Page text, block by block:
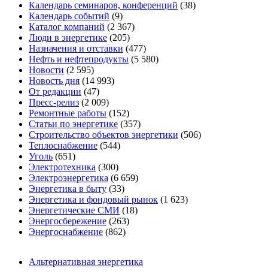
Календарь семинаров, конференций (38)
Календарь событий (9)
Каталог компаний (2 367)
Люди в энергетике (205)
Назначения и отставки (477)
Нефть и нефтепродукты (5 580)
Новости (2 595)
Новость дня (14 993)
От редакции (47)
Пресс-релиз (2 009)
Ремонтные работы (152)
Статьи по энергетике (357)
Строительство объектов энергетики (506)
Теплоснабжение (544)
Уголь (651)
Электротехника (300)
Электроэнергетика (6 659)
Энергетика в быту (33)
Энергетика и фондовый рынок (1 623)
Энергетические СМИ (18)
Энергосбережение (263)
Энергоснабжение (862)
Альтернативная энергетика